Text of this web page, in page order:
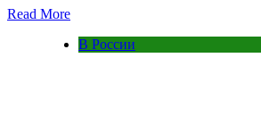
Read More
В России